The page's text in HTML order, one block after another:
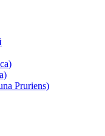
Pruriens)